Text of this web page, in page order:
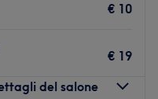
€ 10
€ 19
del salone